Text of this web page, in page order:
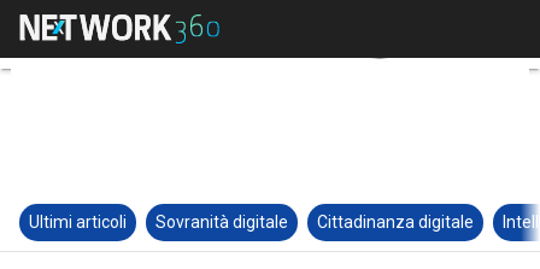
Ultimi articoli Sovranità digitale Cittadinanza digitale